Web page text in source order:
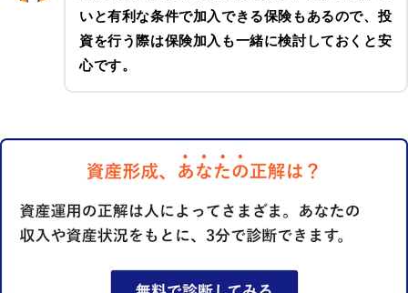
いと有利な条件で加入できる保険もあるので、投
資を行う際は保険加入も一緒に検討しておくと安
心です。